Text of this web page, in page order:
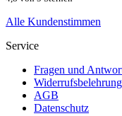
Alle Kundenstimmen
Service
Fragen und
Widerrufsbelehrung
AGB
Datenschutz